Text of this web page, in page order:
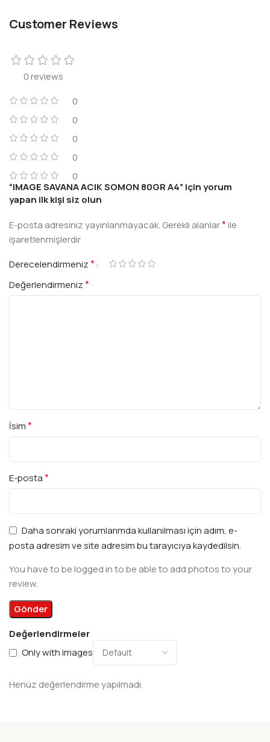
Customer Reviews
0 reviews
0
0
0
0
0
Değerlendirmeler
Only with images
Henüz değerlendirme yapılmadı.
“IMAGE SAVANA ACIK SOMON 80GR A4” için yorum
yapan ilk kişi siz olun
E-posta adresiniz yayınlanmayacak. Gerekli alanlar*ile
işaretlenmişlerdir
Derecelendirmeniz*
Değerlendirmeniz*
İsim*
E-posta*
Daha sonraki yorumlarımda kullanılması için adım, e-
posta adresim ve site adresim bu tarayıcıya kaydedilsin.
You have to be logged in to be able to add photos to your
review.